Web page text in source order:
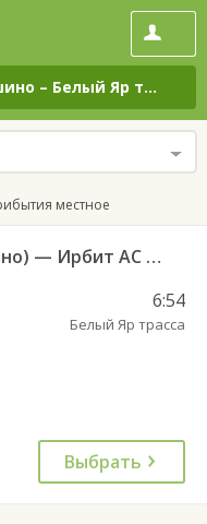
– Белый Яр трасса
местное
Артёмовский (Вокзал Егоршино) — Ирбит АС 521
6:54
Белый Яр трасса
Выбрать